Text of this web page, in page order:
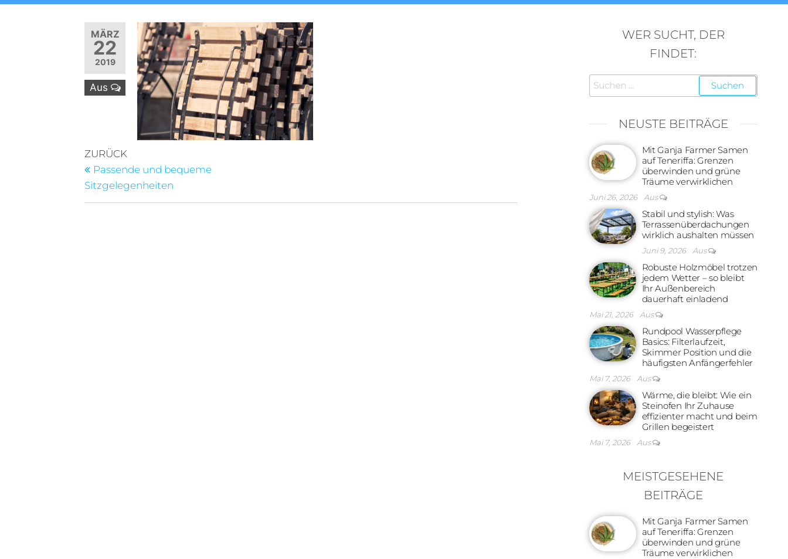
MÄRZ
22
2019
Aus
Beitragsnavigation
Vorheriger
Beitrag
ZURÜCK
Passende und bequeme
Sitzgelegenheiten
WER SUCHT, DER
FINDET:
Suchen
nach:
NEUSTE BEITRÄGE
Mit Ganja Farmer Samen
auf Teneriffa: Grenzen
überwinden und grüne
Träume verwirklichen
Juni 26, 2026 Aus
Stabil und stylish: Was
Terrassenüberdachungen
wirklich aushalten müssen
Juni 9, 2026 Aus
Robuste Holzmöbel trotzen
jedem Wetter – so bleibt
Ihr Außenbereich
dauerhaft einladend
Mai 21, 2026 Aus
Rundpool Wasserpflege
Basics: Filterlaufzeit,
Skimmer Position und die
häufigsten Anfängerfehler
Mai 7, 2026 Aus
Wärme, die bleibt: Wie ein
Steinofen Ihr Zuhause
effizienter macht und beim
Grillen begeistert
Mai 7, 2026 Aus
MEISTGESEHENE
BEITRÄGE
Mit Ganja Farmer Samen
auf Teneriffa: Grenzen
überwinden und grüne
Träume verwirklichen